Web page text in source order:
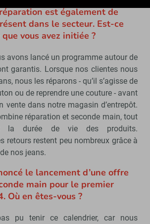
est également de
dans le secteur. Est-ce
vous avez initiée ?
avons lancé un programme autour de
garantis. Lorsque nos clientes nous
nous les réparons - qu’il s’agisse de
ou de reprendre une couture - avant
vente dans notre magasin d’entrepôt.
réparation et seconde main, tout
la durée de vie des produits.
retours restent peu nombreux grâce à
nos jeans.
le lancement d’une offre
main pour le premier
Où en êtes-vous ?
pu tenir ce calendrier, car nous